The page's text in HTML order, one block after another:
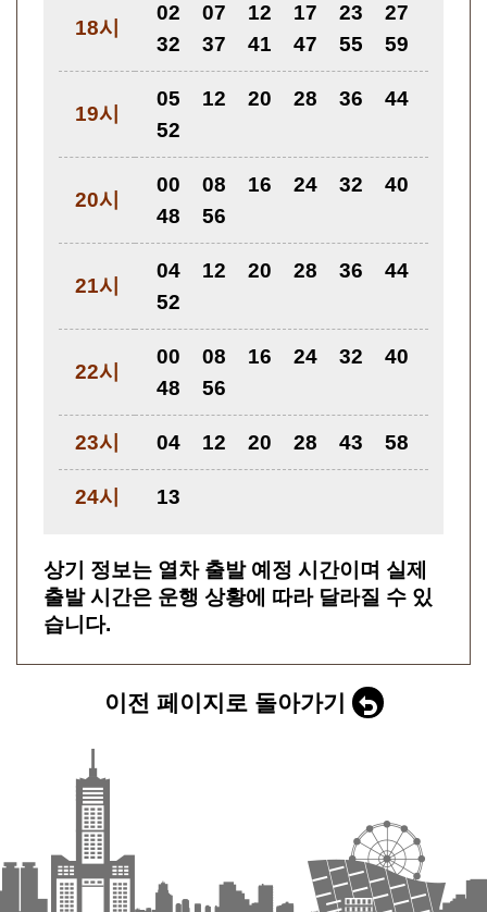
18시
02 07 12 17 23
27
32
37 41 47 55 59
19시
05 12 20 28 36
44
52
20시
00 08 16 24 32
40
48
56
21시
04 12 20 28 36
44
52
22시
00 08 16 24 32
40
48
56
23시 04 12 20 28 43 58
24시 13
상기 정보는 열차 출발 예정 시간이며 실제
출발 시간은 운행 상황에 따라 달라질 수 있
습니다.
이전 페이지로 돌아가기